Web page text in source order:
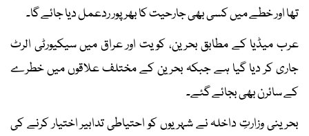
تھا اور خطے میں کسی بھی جارحیت کا بھرپور ردعمل دیا جائے گا۔
عرب میڈیا کے مطابق بحرین، کویت اور عراق میں سیکیورٹی الرٹ
جاری کر دیا گیا ہے جبکہ بحرین کے مختلف علاقوں میں خطرے
کے سائرن بھی بجائے گئے۔
بحرینی وزارتِ داخلہ نے شہریوں کو احتیاطی تدابیر اختیار کرنے کی